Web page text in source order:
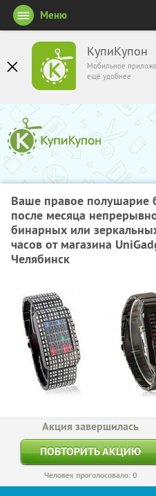
КупиКупон
Мобильное
ещё удобнее
Меню
Ваше правое полушарие
после месяца
бинарных или
часов от магазина
Челябинск
Акция завершилась
ПОВТОРИТЬ АКЦИЮ
Человек проголосовало: 0